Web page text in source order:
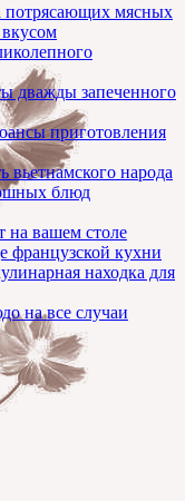
потрясающих мясных
дважды запеченного
приготовления
народа
блюд
вашем столе
французской кухни
находка для
на все случаи